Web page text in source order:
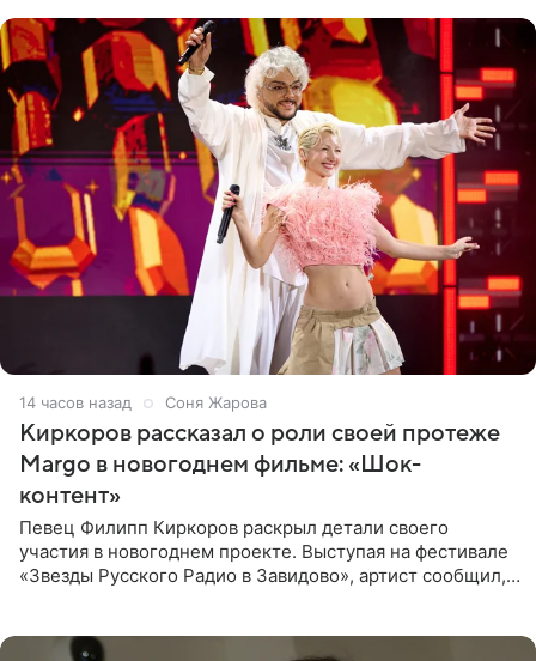
14 часов назад Соня Жарова
Киркоров рассказал о роли своей протеже
Margo в новогоднем фильме: «Шок-
контент»
Певец Филипп Киркоров раскрыл детали своего
участия в новогоднем проекте. Выступая на фестивале
«Звезды Русского Радио в Завидово», артист сообщил,